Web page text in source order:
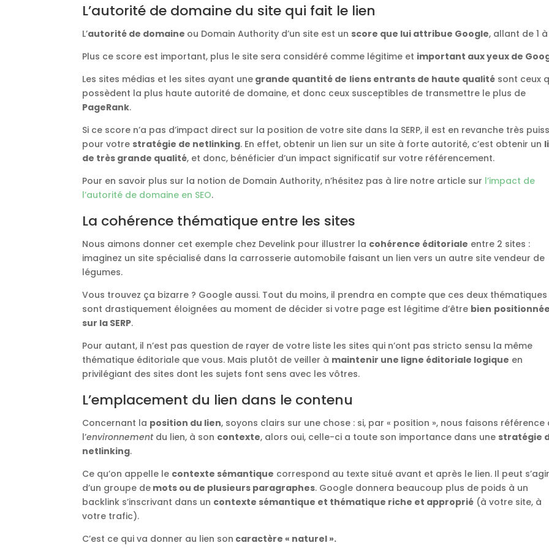
L’autorité de domaine du site qui fait le lien
L’autorité de domaine ou Domain Authority d’un site est un score que lui attribue Google, allant de 1 à
Plus ce score est important, plus le site sera considéré comme légitime et important aux yeux de
Les sites médias et les sites ayant une grande quantité de liens entrants de haute qualité sont ceux
possèdent la plus haute autorité de domaine, et donc ceux susceptibles de transmettre le plus de
PageRank.
Si ce score n’a pas d’impact direct sur la position de votre site dans la SERP, il est en revanche très
pour votre stratégie de netlinking. En effet, obtenir un lien sur un site à forte autorité, c’est obtenir un
de très grande qualité, et donc, bénéficier d’un impact significatif sur votre référencement.
Pour en savoir plus sur la notion de Domain Authority, n’hésitez pas à lire notre article sur l’impact de
l’autorité de domaine en SEO.
La cohérence thématique entre les sites
Nous aimons donner cet exemple chez Develink pour illustrer la cohérence éditoriale entre 2 sites :
imaginez un site spécialisé dans la carrosserie automobile faisant un lien vers un autre site vendeur de
légumes.
Vous trouvez ça bizarre ? Google aussi. Tout du moins, il prendra en compte que ces deux thématiques
sont drastiquement éloignées au moment de décider si votre page est légitime d’être bien positionnée
sur la SERP.
Pour autant, il n’est pas question de rayer de votre liste les sites qui n’ont pas stricto sensu la même
thématique éditoriale que vous. Mais plutôt de veiller à maintenir une ligne éditoriale logique en
privilégiant des sites dont les sujets font sens avec les vôtres.
L’emplacement du lien dans le contenu
Concernant la position du lien, soyons clairs sur une chose : si, par « position », nous faisons référence
l’environnementdu lien, à son contexte, alors oui, celle-ci a toute son importance dans une stratégie
netlinking.
Ce qu’on appelle le contexte sémantique correspond au texte situé avant et après le lien. Il peut s’agir
d’un groupe de mots ou de plusieurs paragraphes. Google donnera beaucoup plus de poids à un
backlink s’inscrivant dans un contexte sémantique et thématique riche et approprié (à votre site, à
votre trafic).
C’est ce qui va donner au lien son caractère « naturel ».